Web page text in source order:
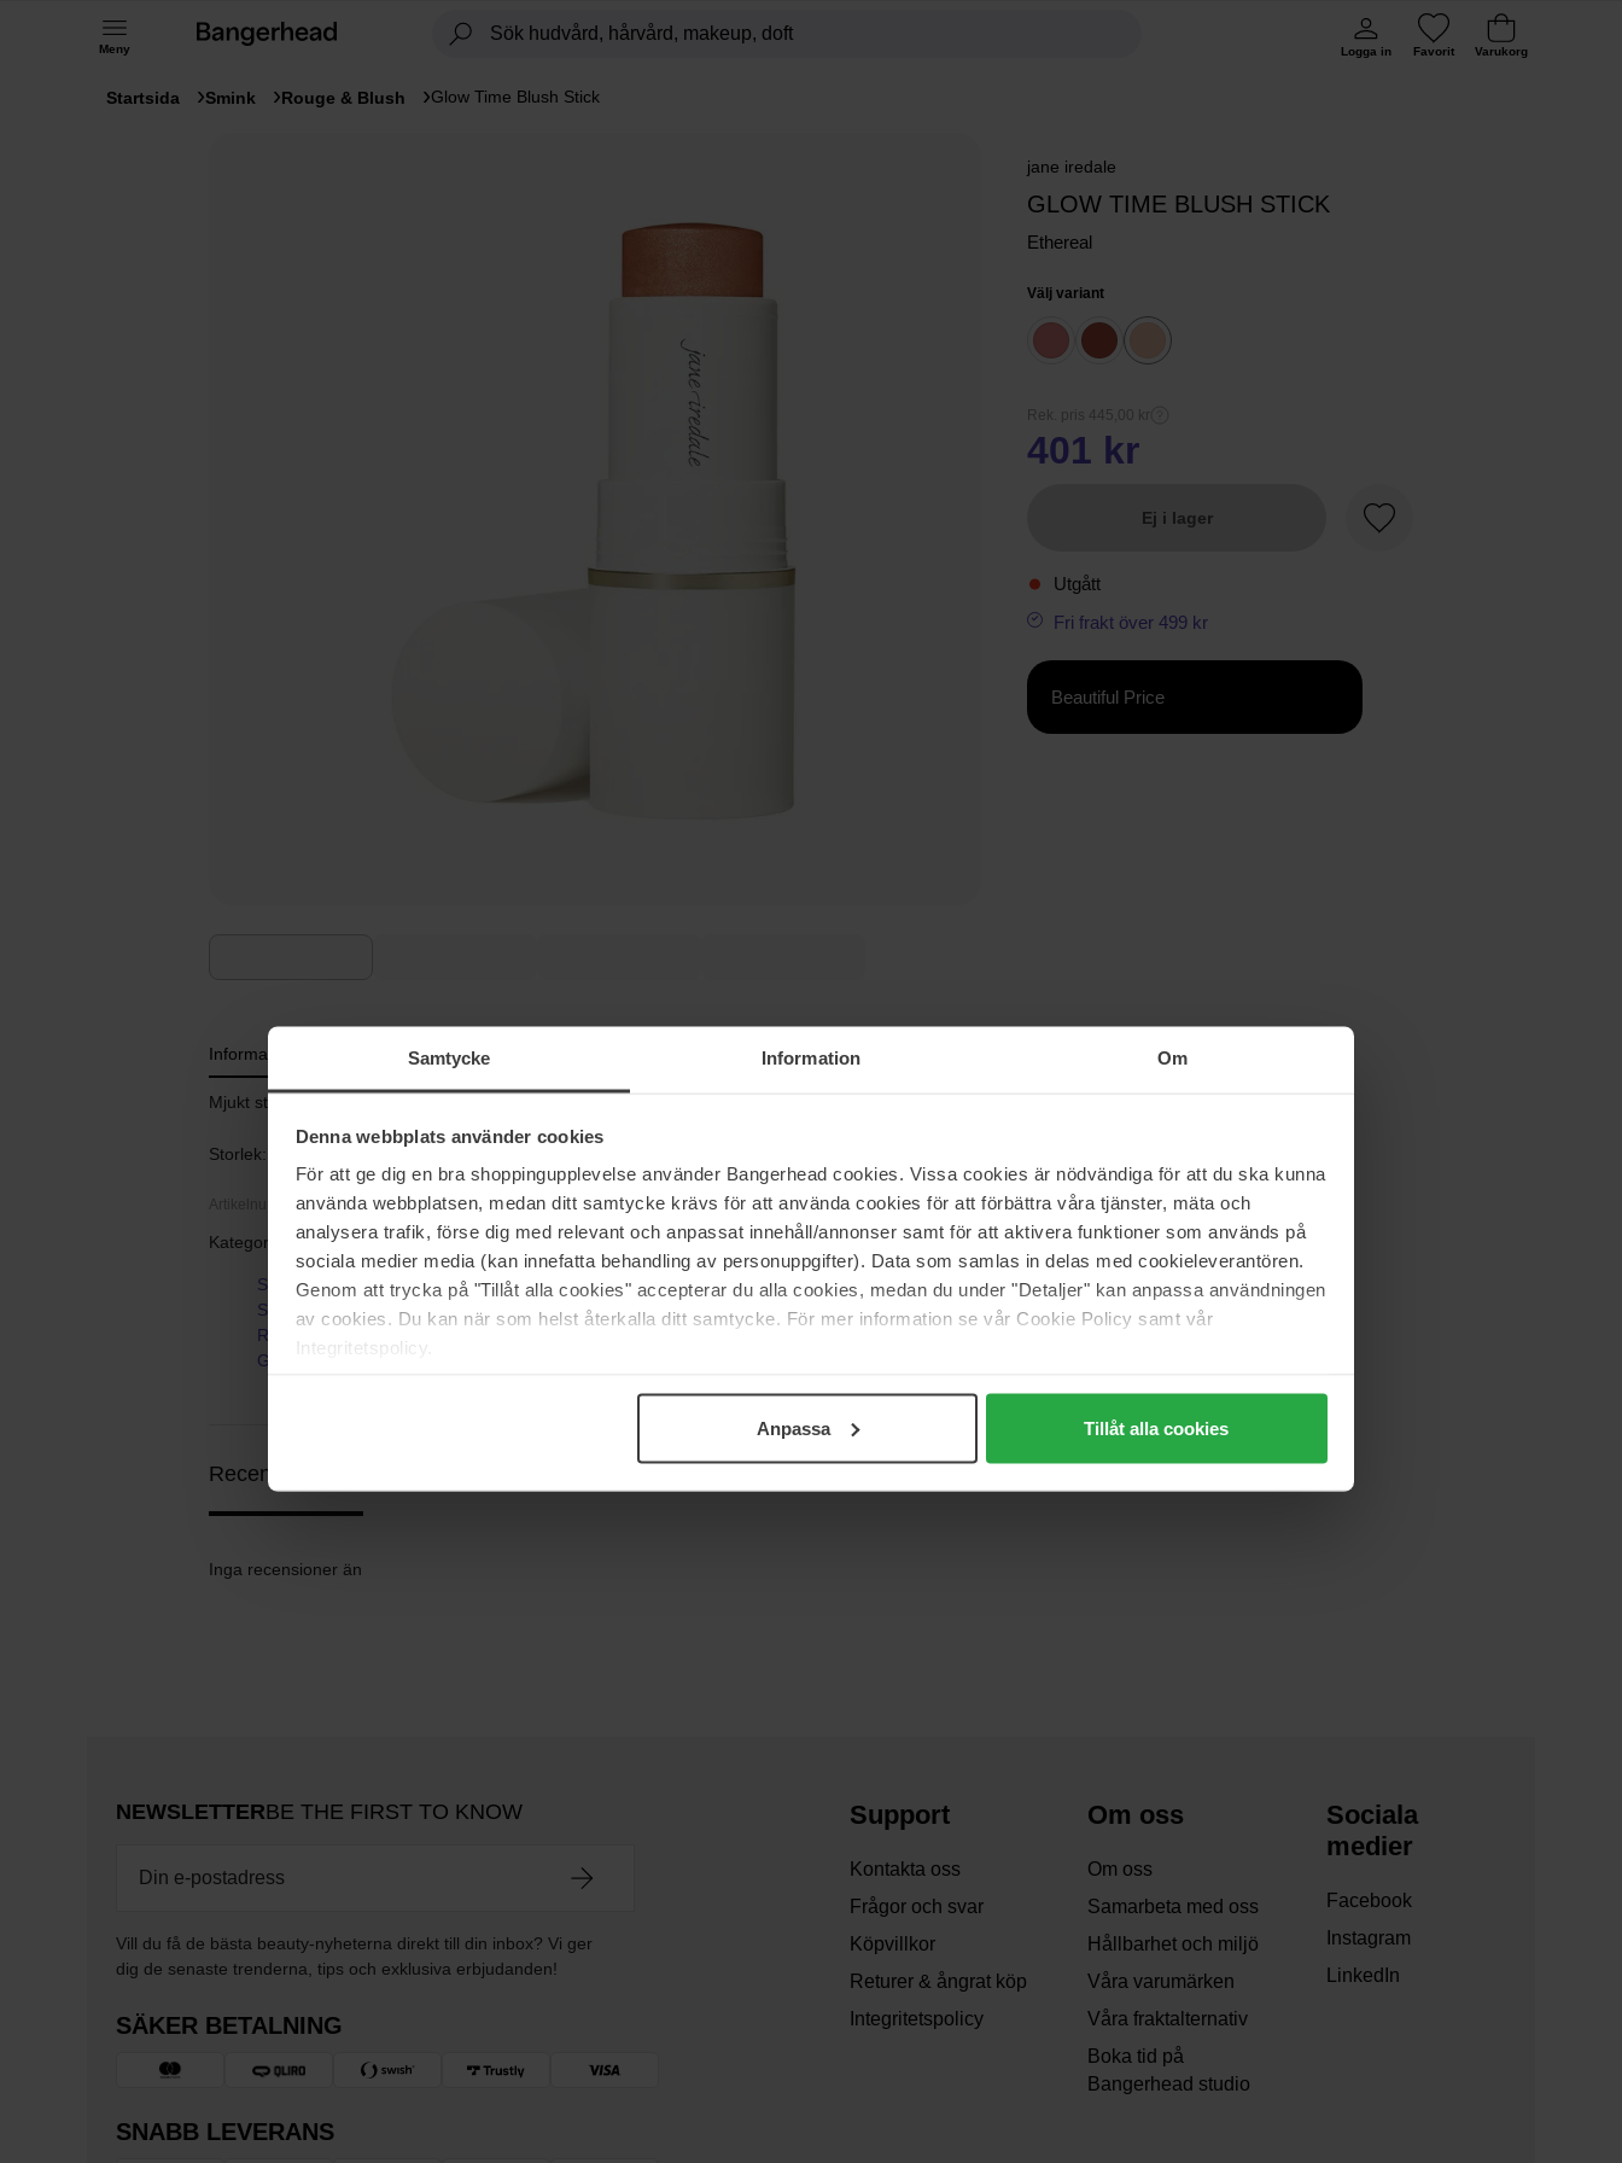
Samtycke Information Om
Denna webbplats använder cookies
För att ge dig en bra shoppingupplevelse använder Bangerhead cookies. Vissa cookies är nödvändiga för att du ska kunna
använda webbplatsen, medan ditt samtycke krävs för att använda cookies för att förbättra våra tjänster, mäta och
analysera trafik, förse dig med relevant och anpassat innehåll/annonser samt för att aktivera funktioner som används på
sociala medier media (kan innefatta behandling av personuppgifter). Data som samlas in delas med cookieleverantören.
Genom att trycka på "Tillåt alla cookies" accepterar du alla cookies, medan du under "Detaljer" kan anpassa användningen
av cookies. Du kan när som helst återkalla ditt samtycke. För mer information se vår Cookie Policy samt vår
Integritetspolicy.
Anpassa Tillåt alla cookies
Meny Logga in Favorit Varukorg
Startsida Smink Rouge & Blush Glow Time Blush Stick
jane iredale
GLOW TIME BLUSH STICK
Ethereal
Välj variant
Rek. pris 445,00 kr
401 kr
Ej i lager
Favorit
Utgått
Fri frakt över 499 kr
Beautiful Price
Information
Mjukt stift som enkelt bygger upp färgintensitet med lätta strykningar på kinder, ögon och läppar.
Storlek: 7,5 g
Artikelnummer: 95959
Kategorier:
Startsida
Smink
Rouge & Blush
Glow Time Blush Stick
Recensioner (0)
Inga recensioner än
NEWSLETTERBE THE FIRST TO KNOW
Vill du få de bästa beauty-nyheterna direkt till din inbox? Vi ger
dig de senaste trenderna, tips och exklusiva erbjudanden!
SÄKER BETALNING
SNABB LEVERANS
Support
Kontakta oss
Frågor och svar
Köpvillkor
Returer & ångrat köp
Integritetspolicy
Om oss
Om oss
Samarbeta med oss
Hållbarhet och miljö
Våra varumärken
Våra fraktalternativ
Boka tid på
Bangerhead studio
Sociala
medier
Facebook
Instagram
LinkedIn